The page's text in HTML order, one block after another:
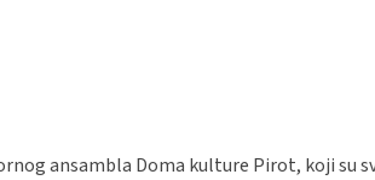
ansambla Doma kulture Pirot, koji su